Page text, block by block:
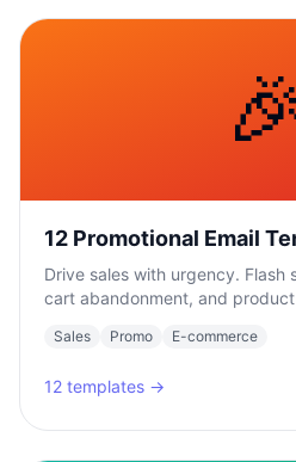
12 Promotional Email
Drive sales with urgency. Flash
cart abandonment, and
Sales Promo E-commerce
12 templates →